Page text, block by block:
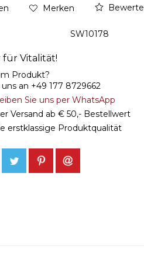
Merken
SW10178
Vitalität!
Produkt?
an +49 177 8729662
Sie uns per WhatsApp
Versand ab € 50,- Bestellwert
erstklassige Produktqualität